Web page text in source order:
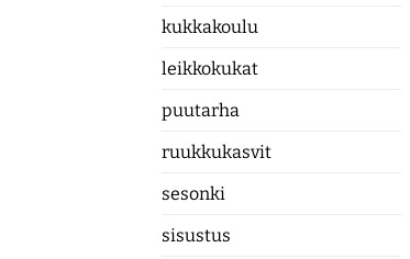
kukkakoulu
leikkokukat
puutarha
ruukkukasvit
sesonki
sisustus